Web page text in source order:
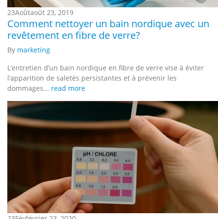
23Aoûtaoût 23, 2019
Comment nettoyer un bain nordique avec un
revêtement en fibre de verre?
By marketing
L’entretien d’un bain nordique en fibre de verre vise à éviter
l’apparition de saletés persistantes et à prévenir les
dommages... read more